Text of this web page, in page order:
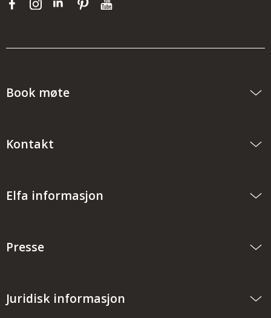
Book møte
Kontakt
Elfa informasjon
Presse
Juridisk informasjon